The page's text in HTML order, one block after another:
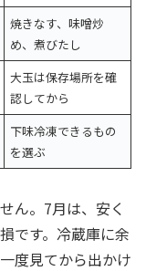
焼きなす、味噌炒
め、煮びたし
大玉は保存場所を確
認してから
下味冷凍できるもの
を選ぶ
ん。7月は、安く
です。冷蔵庫に余
度見てから出かけ